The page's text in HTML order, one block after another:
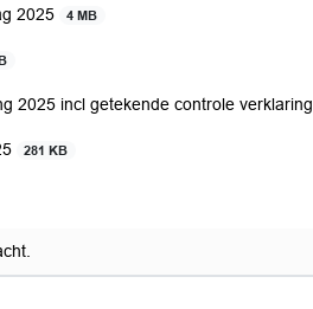
2025 4 MB
2025 incl getekende controle verklaring
281 KB